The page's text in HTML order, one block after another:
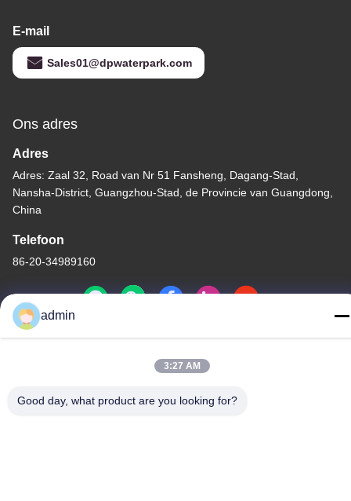
E-mail
Sales01@dpwaterpark.com
Ons adres
Adres
Adres: Zaal 32, Road van Nr 51 Fansheng, Dagang-Stad,
Nansha-District, Guangzhou-Stad, de Provincie van Guangdong,
China
Telefoon
86-20-34989160
-2026 Guangdong Dapeng Amusement Technology Co., Ltd. Alle
admin
3:27 AM
Good day, what product are you looking for?